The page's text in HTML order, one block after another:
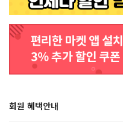
회원 혜택안내